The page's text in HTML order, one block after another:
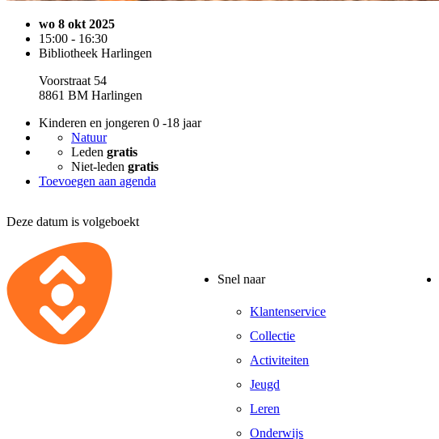
wo 8 okt 2025
15:00 - 16:30
Bibliotheek Harlingen
Voorstraat 54
8861 BM Harlingen
Kinderen en jongeren 0 -18 jaar
Natuur
Leden gratis
Niet-leden gratis
Toevoegen aan agenda
Deze datum is volgeboekt
Snel naar
Klantenservice
Collectie
Activiteiten
Jeugd
Leren
Onderwijs